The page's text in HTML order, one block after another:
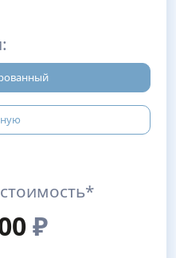
₽